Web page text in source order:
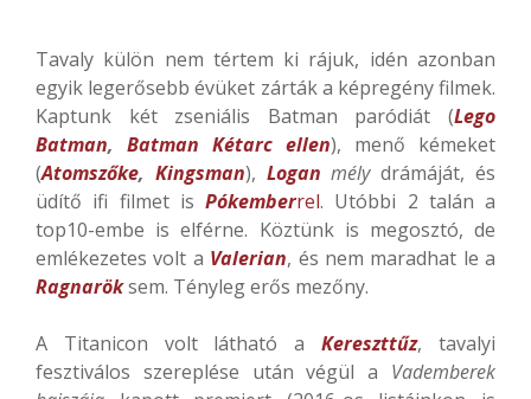
Tavaly külön nem tértem ki rájuk, idén azonban
egyik legerősebb évüket zárták a képregény filmek.
Kaptunk két zseniális Batman paródiát (Lego
Batman, Batman Kétarc ellen), menő kémeket
(Atomszőke, Kingsman), Logan mélydrámáját, és
üdítő ifi filmet is Pókemberrel. Utóbbi 2 talán a
top10-embe is elférne. Köztünk is megosztó, de
emlékezetes volt a Valerian, és nem maradhat le a
Ragnaröksem. Tényleg erős mezőny.
A Titanicon volt látható aKereszttűz, tavalyi
fesztiválos szereplése után végül a Vademberek